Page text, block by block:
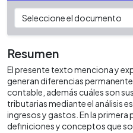
Resumen
El presente texto menciona y
generan diferencias
contable, además cuáles son
tributarias mediante el análisis
ingresos y gastos. En la
definiciones y conceptos que